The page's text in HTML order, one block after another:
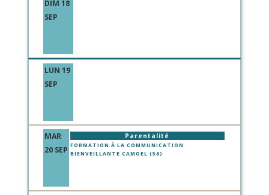
DIM 18
SEP
LUN 19
SEP
MAR
20 SEP
Parentalité
FORMATION À LA COMMUNICATION
BIENVEILLANTE CAMOEL (56)